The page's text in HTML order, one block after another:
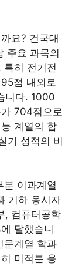
요? 건국대
주요 과목의
히 전기전
점 내외로
니다. 1000
704점으로
계열의 합
기 성적의 비
분 이과계열
기하 응시자
, 컴퓨터공학
달했습니
문계열 학과
미적분 응